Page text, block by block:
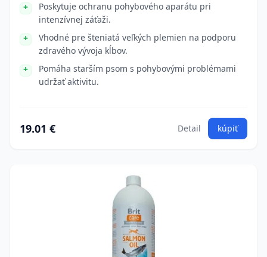
Poskytuje ochranu pohybového aparátu pri
intenzívnej záťaži.
Vhodné pre šteniatá veľkých plemien na podporu
zdravého vývoja kĺbov.
Pomáha starším psom s pohybovými problémami
udržať aktivitu.
19.01 € Detail kúpiť